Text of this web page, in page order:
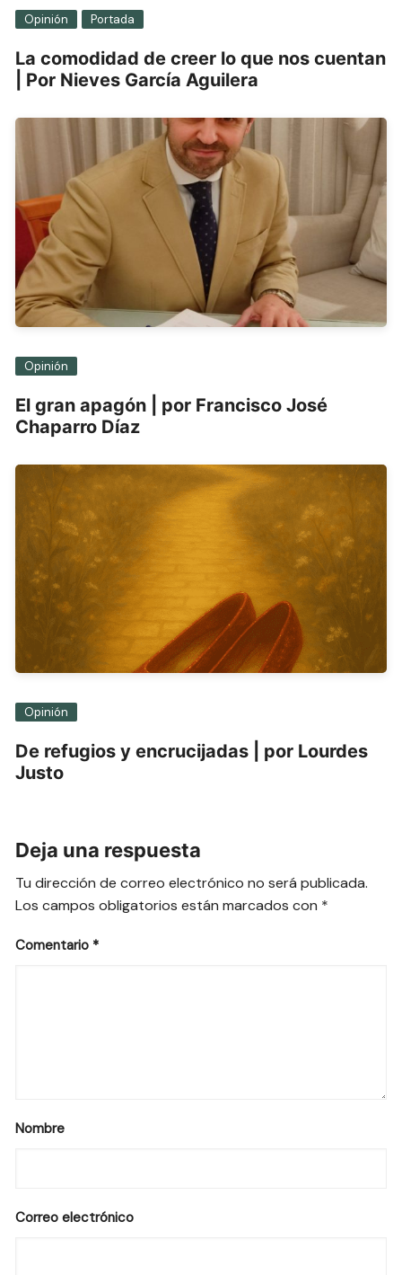
Opinión Portada
La comodidad de creer lo que nos cuentan
| Por Nieves García Aguilera
Opinión
El gran apagón | por Francisco José
Chaparro Díaz
Opinión
De refugios y encrucijadas | por Lourdes
Justo
Deja una respuesta
Tu dirección de correo electrónico no será publicada.
Los campos obligatorios están marcados con *
Comentario *
Nombre
Correo electrónico